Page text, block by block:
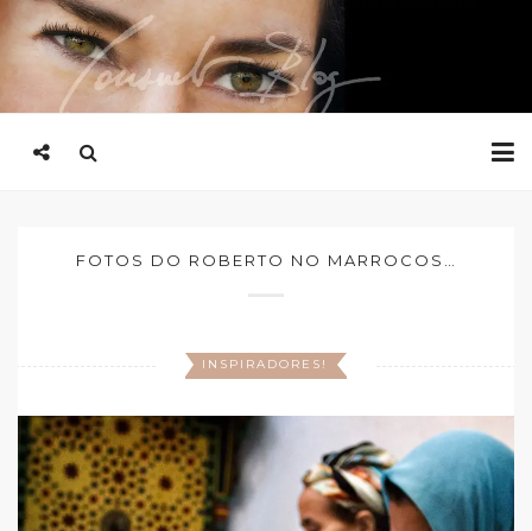
FOTOS DO ROBERTO NO MARROCOS…
INSPIRADORES!